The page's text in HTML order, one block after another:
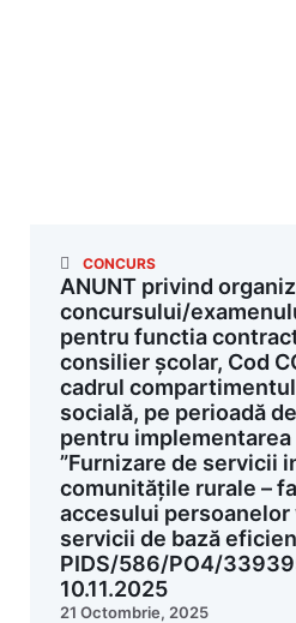
CONCURS
ANUNT privind
concursului/
pentru functia
consilier școlar, Cod
cadrul
socială, pe perioadă
pentru
”Furnizare de servicii
comunitățile rurale –
accesului
servicii de bază
PIDS/586/PO4/
10.11.2025
21 Octombrie, 2025